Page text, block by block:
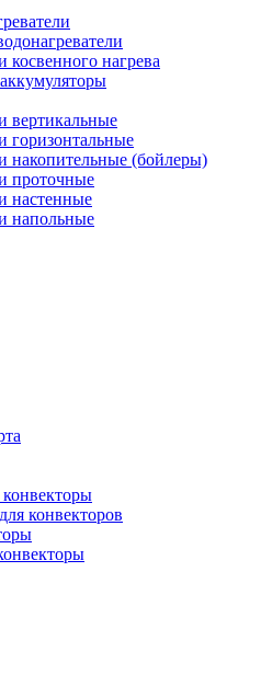
косвенного нагрева
вертикальные
горизонтальные
накопительные (бойлеры)
проточные
настенные
напольные
конвекторов